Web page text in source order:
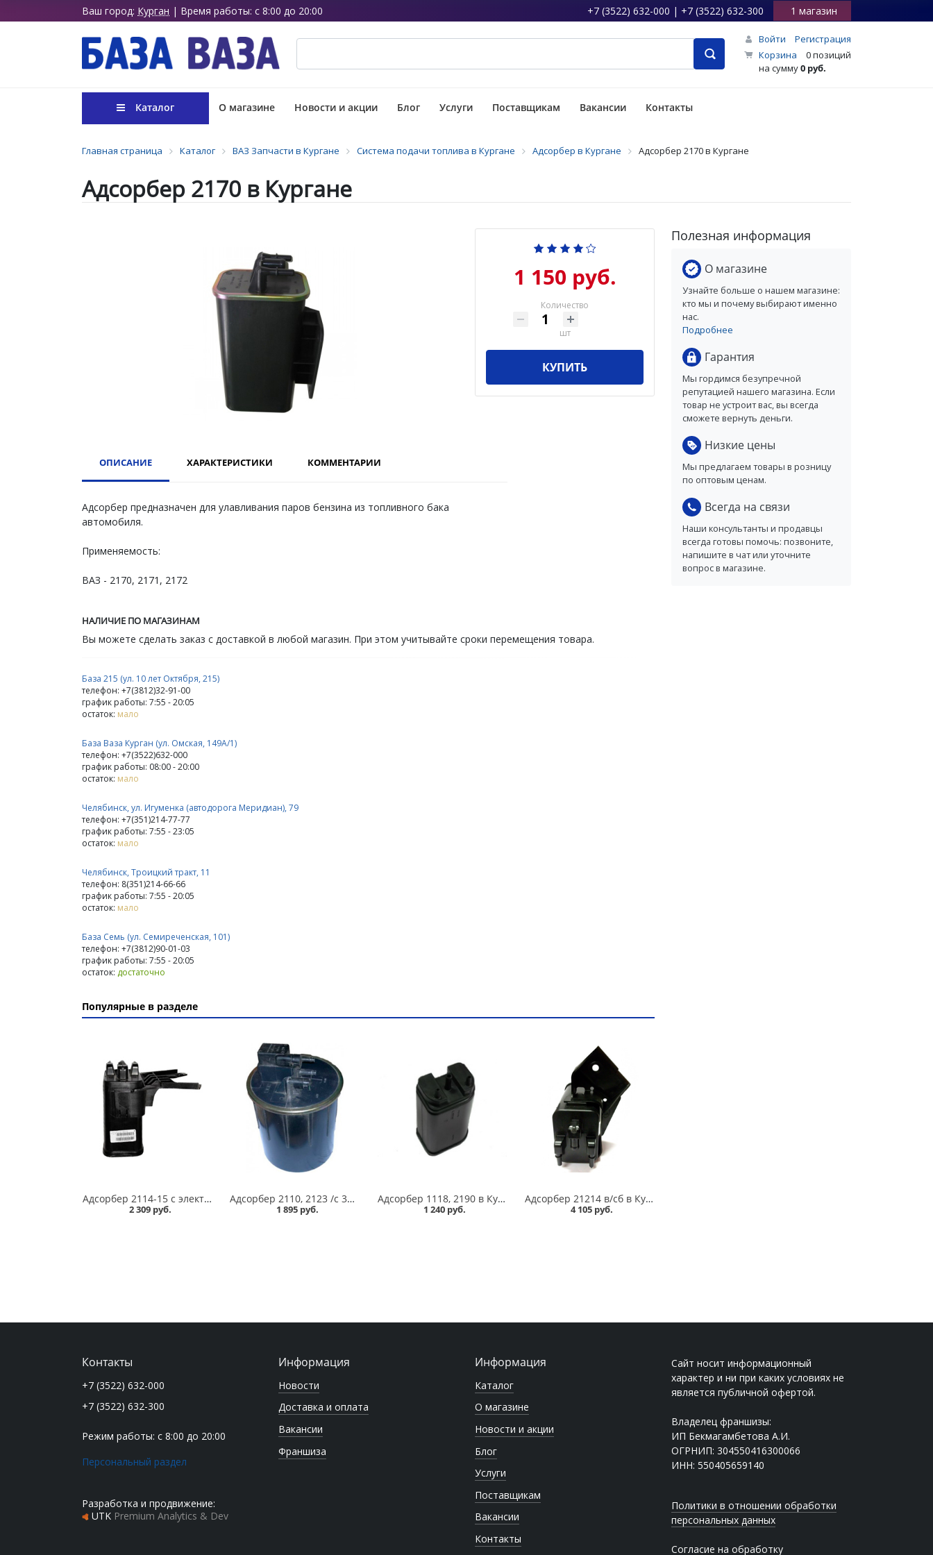
Ваш город: Курган | Время работы: с 8:00 до 20:00 +7 (3522) 632-000 | +7 (3522) 632-300 1 магазин
Войти
Регистрация
Корзина
0 позиций
на сумму0 руб.
Каталог О магазине Новости и акции Блог Услуги Поставщикам Вакансии Контакты
Главная страница Каталог ВАЗ Запчасти в Кургане Система подачи топлива в Кургане Адсорбер в Кургане Адсорбер 2170 в Кургане
Адсорбер 2170 в Кургане
1 150 руб.
Количество
шт
КУПИТЬ
ОПИСАНИЕ ХАРАКТЕРИСТИКИ КОММЕНТАРИИ
Адсорбер предназначен для улавливания паров бензина из топливного бака
автомобиля.
Применяемость:
ВАЗ - 2170, 2171, 2172
НАЛИЧИЕ ПО МАГАЗИНАМ
Вы можете сделать заказ с доставкой в любой магазин. При этом учитывайте сроки перемещения товара.
База 215 (ул. 10 лет Октября, 215)
телефон: +7(3812)32-91-00
график работы: 7:55 - 20:05
остаток: мало
База Ваза Курган (ул. Омская, 149А/1)
телефон: +7(3522)632-000
график работы: 08:00 - 20:00
остаток: мало
Челябинск, ул. Игуменка (автодорога Меридиан), 79
телефон: +7(351)214-77-77
график работы: 7:55 - 23:05
остаток: мало
Челябинск, Троицкий тракт, 11
телефон: 8(351)214-66-66
график работы: 7:55 - 20:05
остаток: мало
База Семь (ул. Семиреченская, 101)
телефон: +7(3812)90-01-03
график работы: 7:55 - 20:05
остаток: достаточно
Популярные в разделе
Адсорбер 2114-15 с электропедалью в Кургане
2 309 руб.
Адсорбер 2110, 2123 /с 30.05.2005г. до 12.2007г., Евро-2/ в Кургане
1 895 руб.
Адсорбер 1118, 2190 в Кургане
1 240 руб.
Адсорбер 21214 в/сб в Кургане
4 105 руб.
Полезная информация
О магазине
Узнайте больше о нашем магазине:
кто мы и почему выбирают именно
нас.
Подробнее
Гарантия
Мы гордимся безупречной
репутацией нашего магазина. Если
товар не устроит вас, вы всегда
сможете вернуть деньги.
Низкие цены
Мы предлагаем товары в розницу
по оптовым ценам.
Всегда на связи
Наши консультанты и продавцы
всегда готовы помочь: позвоните,
напишите в чат или уточните
вопрос в магазине.
Информация
Новости
Доставка и оплата
Вакансии
Франшиза
Информация
Каталог
О магазине
Новости и акции
Блог
Услуги
Поставщикам
Вакансии
Контакты
Сайт носит информационный
характер и ни при каких условиях не
является публичной офертой.
Владелец франшизы:
ИП Бекмагамбетова А.И.
ОГРНИП: 304550416300066
ИНН: 550405659140
Политики в отношении обработки
персональных данных
Согласие на обработку
Контакты
+7 (3522) 632-000
+7 (3522) 632-300
Режим работы: с 8:00 до 20:00
Персональный раздел
Разработка и продвижение:
UTK Premium Analytics & Dev